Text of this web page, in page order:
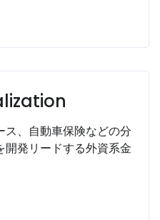
、自動車保険などの分
発リードする外資系金